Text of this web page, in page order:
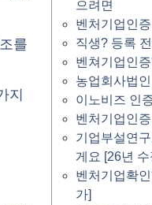
를
지
으려면
벤처기업인
직생? 등록
벤쳐기업인
농업회사법
이노비즈 인
벤처기업인
기업부설연
게요 [26년 수
벤처기업확
가]